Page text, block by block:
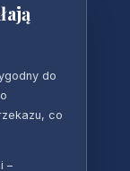
do
co
–